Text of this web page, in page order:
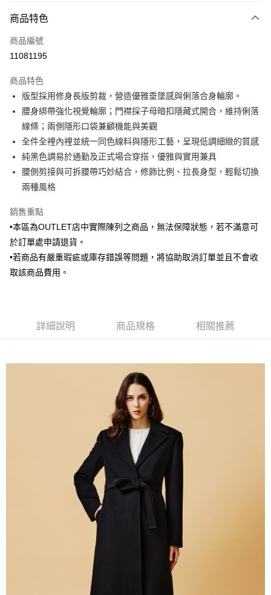
信用卡一次付款
信用卡分期付款
合作金庫商業銀行
華南商業銀行
彰化商業銀行
上海商業儲蓄銀行
台北富邦商業銀行
國泰世華商業銀行
兆豐國際商業銀行
臺灣中小企業銀行
台中商業銀行
匯豐（台灣）商業銀行
華泰商業銀行
聯邦商業銀行
遠東國際商業銀行
元大商業銀行
永豐商業銀行
玉山商業銀行
台灣樂天信用卡公司
6 期 0 利率 每期
華南商業銀行
彰化商業銀行
上海商業儲蓄銀行
台北富邦商業銀行
國泰世華商業銀行
兆豐國際商業銀行
臺灣中小企業銀行
台中商業銀行
匯豐（台灣）商業銀行
華泰商業銀行
聯邦商業銀行
元大商業銀行
玉山商業銀行
台灣樂天信用卡公司
LINE Pay
Apple Pay
街口支付
悠遊付
新竹物流宅配
每筆NT$350，滿NT$3,500(含以上)免運費
商品特色
商品編號
11081195
商品特色
版型採用修身長版剪裁，營造優雅垂墜感與俐落合身輪廓。
腰身綁帶強化視覺輪廓；門襟採子母暗扣隱藏式開合，維持俐落
線條；兩側隱形口袋兼顧機能與美觀
全件全裡內裡並統一同色線料與隱形工藝，呈現低調細緻的質感
純黑色調易於通勤及正式場合穿搭，優雅與實用兼具
腰側剪接與可拆腰帶巧妙結合，修飾比例、拉長身型，輕鬆切換
兩種風格
銷售重點
•本區為OUTLET店中實際陳列之商品，無法保障狀態，若不滿意可
於訂單處申請退貨。
•若商品有嚴重瑕疵或庫存錯誤等問題，將協助取消訂單並且不會收
取該商品費用。
詳細說明 商品規格 相關推薦